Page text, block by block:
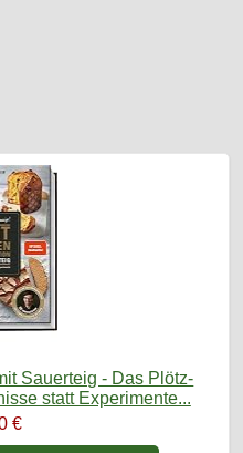
Sauerteig - Das Plötz-
statt Experimente...
€